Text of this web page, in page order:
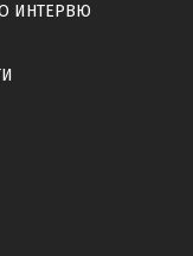
ИНТЕРВЮ